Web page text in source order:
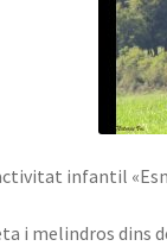
infantil
i melindros dins